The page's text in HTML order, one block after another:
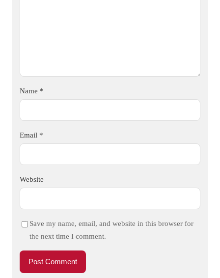
Name *
Email *
Website
Save my name, email, and website in this browser for
the next time I comment.